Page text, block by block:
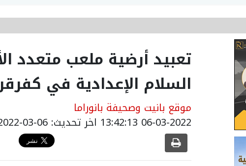
تعبيد أرضية ملعب
السلام الإعدادية في
موقع بانيت وصحيفة بانوراما
06-03-2022 13:42:13 اخر تحديث: 06-03-2022 15:42:13